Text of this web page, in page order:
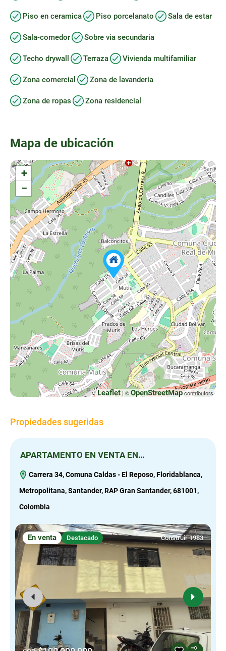
Piso en ceramica Piso porcelanato Sala de estar
Sala-comedor Sobre via secundaria
Techo drywall Terraza Vivienda multifamiliar
Zona comercial Zona de lavanderia
Zona de ropas Zona residencial
Mapa de ubicación
+
−
Leaflet| ©OpenStreetMapcontributors
Propiedades sugeridas
APARTAMENTO EN VENTA EN…
Carrera 34, Comuna Caldas - El Reposo, Floridablanca,
Metropolitana, Santander, RAP Gran Santander, 681001,
Colombia
En venta Destacado Construir 1983